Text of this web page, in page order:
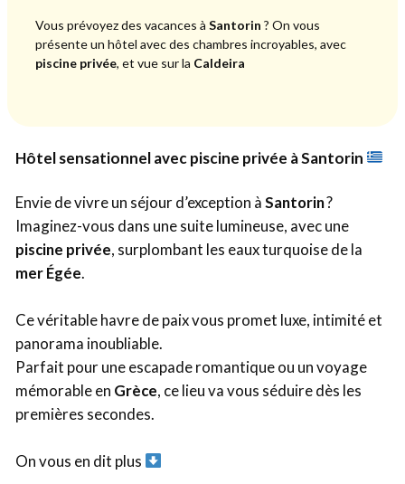
Vous prévoyez des vacances à Santorin ? On vous
présente un hôtel avec des chambres incroyables, avec
piscine privée, et vue sur la Caldeira
Hôtel sensationnel avec piscine privée à Santorin
Envie de vivre un séjour d’exception àSantorin?
Imaginez-vous dans une suite lumineuse, avec une
piscine privée, surplombant les eaux turquoise de la
mer Égée.
Ce véritable havre de paix vous promet luxe, intimité et
panorama inoubliable.
Parfait pour une escapade romantique ou un voyage
mémorable en Grèce, ce lieu va vous séduire dès les
premières secondes.
On vous en dit plus